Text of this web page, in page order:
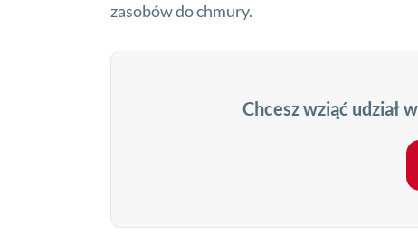
zasobów do chmury.
Chcesz wziąć udział